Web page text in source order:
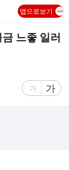
앱으로보기
느좋 일러
글
가
글
자
가